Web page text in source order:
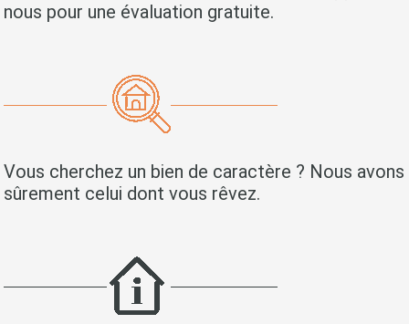
nous pour une évaluation gratuite.
Vous cherchez un bien de caractère ? Nous avons
sûrement celui dont vous rêvez.